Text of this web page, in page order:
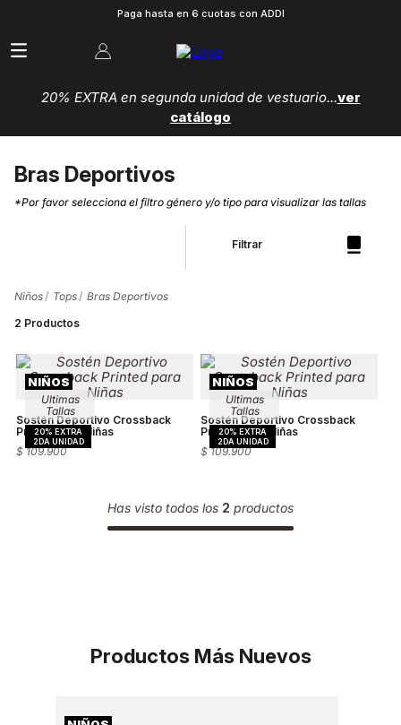
Paga hasta en 6 cuotas con ADDI
20% EXTRA en segunda unidad de vestuario...ver
catálogo
Bras Deportivos
*Por favor selecciona el filtro género y/o tipo para visualizar las tallas
Filtrar
Niños Tops
Bras Deportivos
2 Productos
Ultimas
Tallas
Sostén Deportivo Crossback
Printed para Niñas
$ 109.900
Ultimas
Tallas
Sostén Deportivo Crossback
Printed para Niñas
$ 109.900
Has visto todos los 2 productos
Productos Más Nuevos